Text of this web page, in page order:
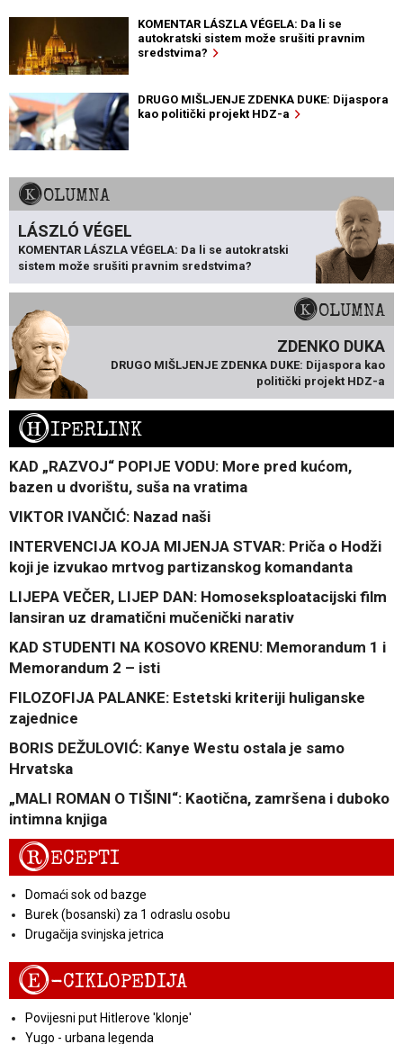
KOMENTAR LÁSZLA VÉGELA: Da li se
autokratski sistem može srušiti pravnim
sredstvima?
DRUGO MIŠLJENJE ZDENKA DUKE: Dijaspora
kao politički projekt HDZ-a
KOLUMNA
LÁSZLÓ VÉGEL
KOMENTAR LÁSZLA VÉGELA: Da li se autokratski
sistem može srušiti pravnim sredstvima?
KOLUMNA
ZDENKO DUKA
DRUGO MIŠLJENJE ZDENKA DUKE: Dijaspora kao
politički projekt HDZ-a
HIPERLINK
KAD „RAZVOJ“ POPIJE VODU: More pred kućom,
bazen u dvorištu, suša na vratima
VIKTOR IVANČIĆ: Nazad naši
INTERVENCIJA KOJA MIJENJA STVAR: Priča o Hodži
koji je izvukao mrtvog partizanskog komandanta
LIJEPA VEČER, LIJEP DAN: Homoseksploatacijski film
lansiran uz dramatični mučenički narativ
KAD STUDENTI NA KOSOVO KRENU: Memorandum 1 i
Memorandum 2 – isti
FILOZOFIJA PALANKE: Estetski kriteriji huliganske
zajednice
BORIS DEŽULOVIĆ: Kanye Westu ostala je samo
Hrvatska
„MALI ROMAN O TIŠINI“: Kaotična, zamršena i duboko
intimna knjiga
RECEPTI
Domaći sok od bazge
Burek (bosanski) za 1 odraslu osobu
Drugačija svinjska jetrica
E-CIKLOPEDIJA
Povijesni put Hitlerove 'klonje'
Yugo - urbana legenda